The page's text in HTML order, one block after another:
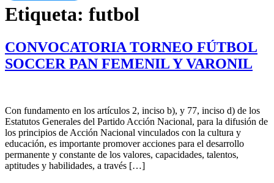
Etiqueta: futbol
CONVOCATORIA TORNEO FÚTBOL
SOCCER PAN FEMENIL Y VARONIL
Con fundamento en los artículos 2, inciso b), y 77, inciso d) de los
Estatutos Generales del Partido Acción Nacional, para la difusión de
los principios de Acción Nacional vinculados con la cultura y
educación, es importante promover acciones para el desarrollo
permanente y constante de los valores, capacidades, talentos,
aptitudes y habilidades, a través […]